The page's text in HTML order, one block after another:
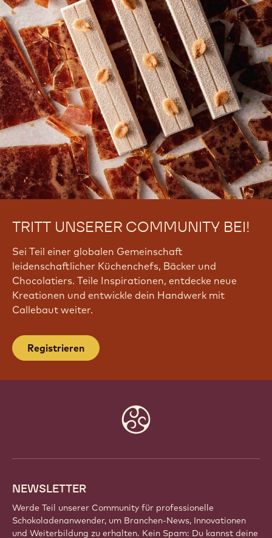
TRITT UNSERER COMMUNITY BEI!
Sei Teil einer globalen Gemeinschaft
leidenschaftlicher Küchenchefs, Bäcker und
Chocolatiers. Teile Inspirationen, entdecke neue
Callebaut weiter.
Registrieren